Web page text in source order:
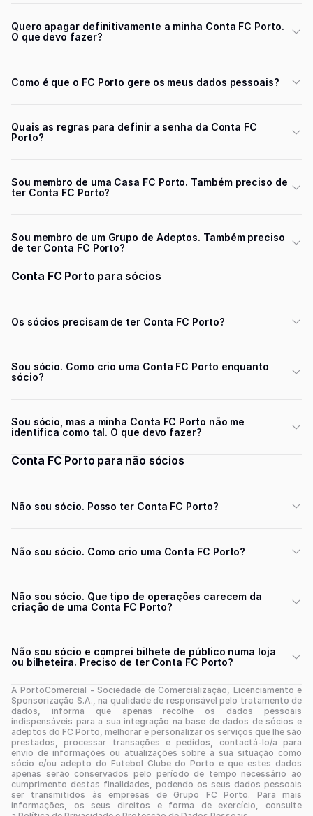
Quero apagar definitivamente a minha Conta FC Porto.
O que devo fazer?
Como é que o FC Porto gere os meus dados pessoais?
Quais as regras para definir a senha da Conta FC
Porto?
Sou membro de uma Casa FC Porto. Também preciso de
ter Conta FC Porto?
Sou membro de um Grupo de Adeptos. Também preciso
de ter Conta FC Porto?
Conta FC Porto para sócios
Os sócios precisam de ter Conta FC Porto?
Sou sócio. Como crio uma Conta FC Porto enquanto
sócio?
Sou sócio, mas a minha Conta FC Porto não me
identifica como tal. O que devo fazer?
Conta FC Porto para não sócios
Não sou sócio. Posso ter Conta FC Porto?
Não sou sócio. Como crio uma Conta FC Porto?
Não sou sócio. Que tipo de operações carecem da
criação de uma Conta FC Porto?
Não sou sócio e comprei bilhete de público numa loja
ou bilheteira. Preciso de ter Conta FC Porto?
A PortoComercial - Sociedade de Comercialização, Licenciamento e
Sponsorização S.A., na qualidade de responsável pelo tratamento de
dados, informa que apenas recolhe os dados pessoais
indispensáveis para a sua integração na base de dados de sócios e
adeptos do FC Porto, melhorar e personalizar os serviços que lhe são
prestados, processar transações e pedidos, contactá-lo/a para
envio de informações ou atualizações sobre a sua situação como
sócio e/ou adepto do Futebol Clube do Porto e que estes dados
apenas serão conservados pelo período de tempo necessário ao
cumprimento destas finalidades, podendo os seus dados pessoais
ser transmitidos às empresas de Grupo FC Porto. Para mais
informações, os seus direitos e forma de exercício, consulte